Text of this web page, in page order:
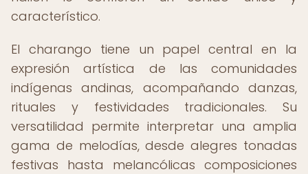
característico.
El charango tiene un papel central en la
expresión artística de las comunidades
indígenas andinas, acompañando danzas,
rituales y festividades tradicionales. Su
versatilidad permite interpretar una amplia
gama de melodías, desde alegres tonadas
festivas hasta melancólicas composiciones